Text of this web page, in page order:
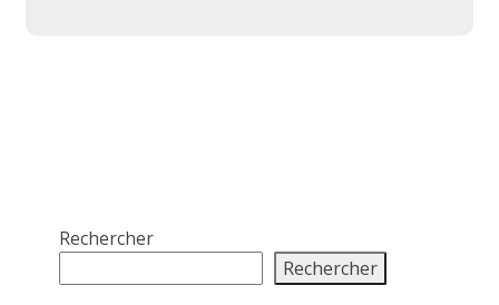
Rechercher
Rechercher